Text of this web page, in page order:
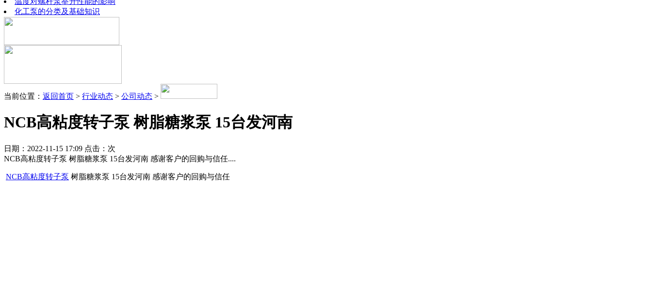
化工泵的分类及基础知识
当前位置： 返回首页 > 行业动态 > 公司动态 >
NCB高粘度转子泵 树脂糖浆泵 15台发河南
日期：2022-11-15 17:09 点击： 次
NCB高粘度转子泵 树脂糖浆泵 15台发河南 感谢客户的回购与信任....
NCB高粘度转子泵 树脂糖浆泵 15台发河南 感谢客户的回购与信任